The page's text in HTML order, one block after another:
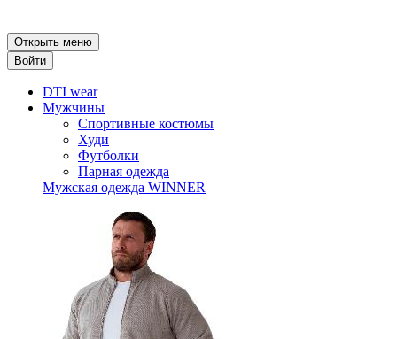
Открыть меню
Войти
DTI wear
Мужчины
Спортивные костюмы
Худи
Футболки
Парная одежда
Мужская одежда WINNER